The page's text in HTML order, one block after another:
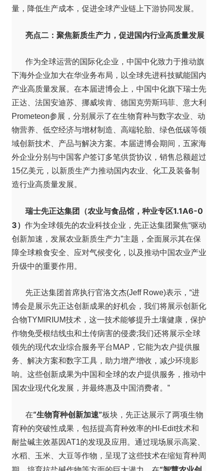
量，降低生产成本，促进全球产业链上下游协同发展。
亮点二：聚焦新质生产力，促进国内行业高质量发展
作为全球运营的国际化企业，中国中化致力于推动旗
下海外企业加大在华业务布局，以全球先进科技赋能国内
产业高质量发展。在本届进博会上，中国中化旗下瑞士先
正达、法国安迪苏、挪威埃肯、德国克劳斯玛菲、意大利
Prometeon参展，分别展示了在生物育种与数字农业、动
物营养、低空经济与增材制造、高端轮胎、绿色低碳等领
域创新技术、产品与解决方案。本届进博会期间，五家海
外企业分别与中国客户签订多笔供货协议，销售总额超过
15亿美元，以新质生产力推动国内农业、化工及装备制
造行业高质量发展。
瑞士先正达集团（农业与食品馆，种业专区1.1A6-0
3） 作为全球领先的农业科技企业，先正达集团聚焦“驱动
创新加速，发展农业新质生产力”主题，全面展示其在保
障全球粮食安全、应对气候变化，以及推动中国农业产业
升级中的重要作用。
先正达集团首席执行官洛文杰(Jeff Rowe)表示，“进
博会是展示先正达创新成果的好机会，我们将展示创新化
合物TYMIRIUM技术，这一技术能够提升土壤健康，保护
作物免受根结线虫和土传病害的侵袭;我们还将展示全球
领先的现代农业综合服务平台MAP，它能为农户提供服
务、解决方案和数字工具，助力增产增收，减少环境影
响。这些创新成果为中国和全球的农户提供服务，推动中
国农业现代化发展，并最终惠及中国消费者。”
在“生物育种创新加速”板块，先正达展示了两项生物
育种的突破性成果，包括提高育种效率的HI-Edit技术和
耐盐碱主效基因AT1的发现及应用。通过现场展示高粱、
水稻、玉米、大豆等作物，呈现了这些技术在缩短育种周